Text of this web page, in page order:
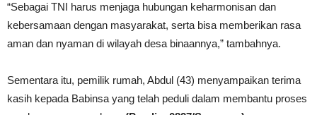
“Sebagai TNI harus menjaga hubungan keharmonisan dan
kebersamaan dengan masyarakat, serta bisa memberikan rasa
aman dan nyaman di wilayah desa binaannya,” tambahnya.
Sementara itu, pemilik rumah, Abdul (43) menyampaikan terima
kasih kepada Babinsa yang telah peduli dalam membantu proses